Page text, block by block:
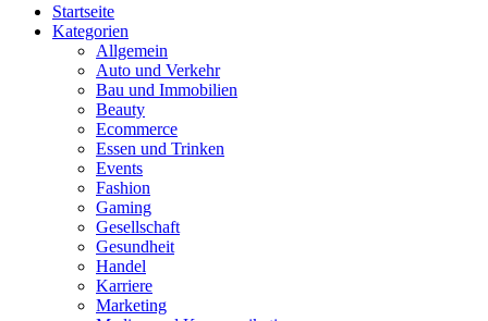
Startseite
Kategorien
Allgemein
Auto und Verkehr
Bau und Immobilien
Beauty
Ecommerce
Essen und Trinken
Events
Fashion
Gaming
Gesellschaft
Gesundheit
Handel
Karriere
Marketing